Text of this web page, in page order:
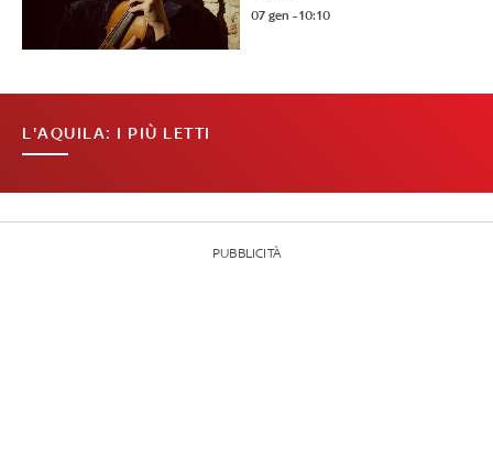
07 gen - 10:10
L'AQUILA: I PIÙ LETTI
PUBBLICITÀ